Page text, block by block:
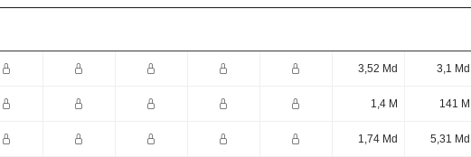
3,52 Md 3,1 Md
1,4 M 141 M
1,74 Md 5,31 Md